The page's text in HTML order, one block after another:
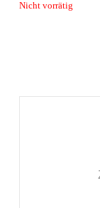
Nicht vorrätig